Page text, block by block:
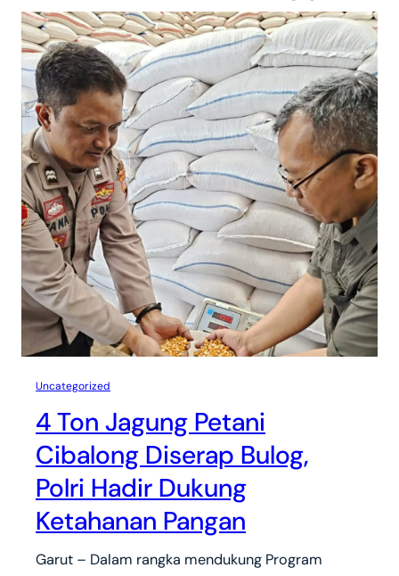
Uncategorized
4 Ton Jagung Petani
Cibalong Diserap Bulog,
Polri Hadir Dukung
Ketahanan Pangan
Garut – Dalam rangka mendukung Program